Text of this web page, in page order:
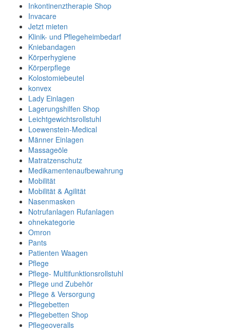
Inkontinenztherapie Shop
Invacare
Jetzt mieten
Klinik- und Pflegeheimbedarf
Kniebandagen
Körperhygiene
Körperpflege
Kolostomiebeutel
konvex
Lady Einlagen
Lagerungshilfen Shop
Leichtgewichtsrollstuhl
Loewenstein-Medical
Männer Einlagen
Massageöle
Matratzenschutz
Medikamentenaufbewahrung
Mobilität
Mobilität & Agilität
Nasenmasken
Notrufanlagen Rufanlagen
ohnekategorie
Omron
Pants
Patienten Waagen
Pflege
Pflege- Multifunktionsrollstuhl
Pflege und Zubehör
Pflege & Versorgung
Pflegebetten
Pflegebetten Shop
Pflegeoveralls